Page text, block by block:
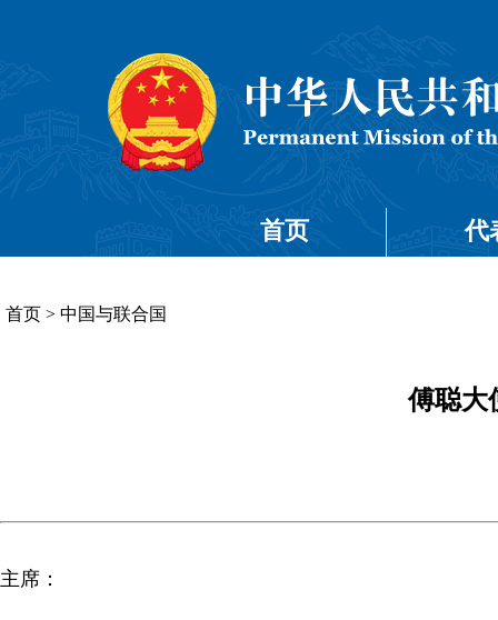
首页 代
首页 > 中国与联合国
傅聪大
主席：